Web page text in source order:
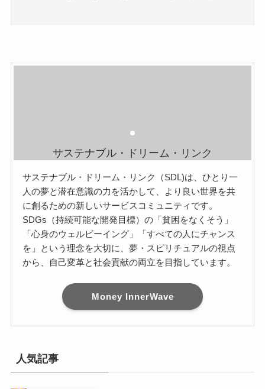
サステナブル・ドリーム・リンク
サステナブル・ドリーム・リンク（SDL)は、ひとり一
人の夢と潜在意識の力を活かして、より良い世界を共
に創るための新しいサービスコミュニティです。
SDGs（持続可能な開発目標）の「貧困をなくそう」
「心身のウェルビーイング」「すべての人にチャンス
を」という理念を大切に、夢・スピリチュアルの視点
から、自己変革と社会貢献の両立を目指しています。
Money InnerWave
人気記事